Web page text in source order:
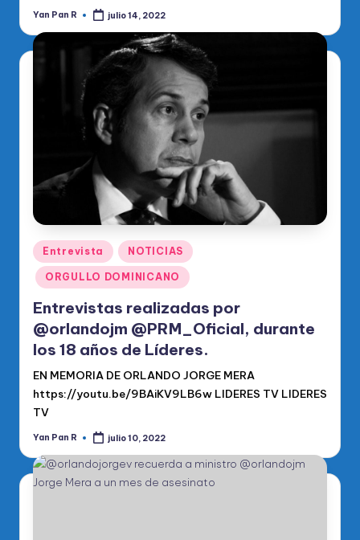
Publicado
Yan Pan R julio 14, 2022
Publicado
en
Entrevista NOTICIAS
ORGULLO DOMINICANO
Entrevistas realizadas por
@orlandojm @PRM_Oficial, durante
los 18 años de Líderes.
EN MEMORIA DE ORLANDO JORGE MERA
https://youtu.be/9BAiKV9LB6w LIDERES TV LIDERES
TV
Publicado
Yan Pan R julio 10, 2022